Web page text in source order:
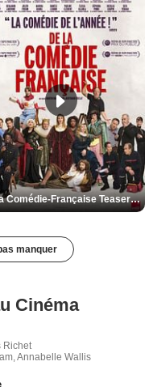
De la Comédie-Française Teaser VF
manquer
Cinéma
Richet
Annabelle Wallis